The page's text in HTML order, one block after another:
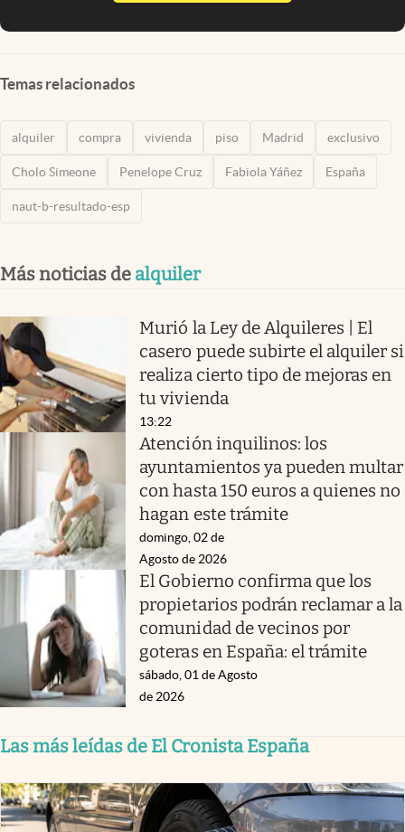
Temas relacionados
alquiler compra vivienda piso Madrid exclusivo
Cholo Simeone Penelope Cruz Fabiola Yáñez España
naut-b-resultado-esp
Más noticias de alquiler
Murió la Ley de Alquileres | El
casero puede subirte el alquiler si
realiza cierto tipo de mejoras en
tu vivienda
13:22
Atención inquilinos: los
ayuntamientos ya pueden multar
con hasta 150 euros a quienes no
hagan este trámite
domingo, 02 de
Agosto de 2026
El Gobierno confirma que los
propietarios podrán reclamar a la
comunidad de vecinos por
goteras en España: el trámite
sábado, 01 de Agosto
de 2026
Las más leídas de El Cronista España